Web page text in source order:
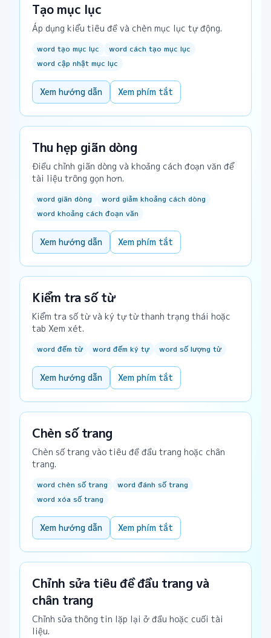
Tạo mục lục
Áp dụng kiểu tiêu đề và chèn mục lục tự động.
word tạo mục lục
word cách tạo mục lục
word cập nhật mục lục
Xem hướng dẫn Xem phím tắt
Thu hẹp giãn dòng
Điều chỉnh giãn dòng và khoảng cách đoạn văn để
tài liệu trông gọn hơn.
word giãn dòng
word giảm khoảng cách dòng
word khoảng cách đoạn văn
Xem hướng dẫn Xem phím tắt
Kiểm tra số từ
Kiểm tra số từ và ký tự từ thanh trạng thái hoặc
tab Xem xét.
word đếm từ word đếm ký tự word số lượng từ
Xem hướng dẫn Xem phím tắt
Chèn số trang
Chèn số trang vào tiêu đề đầu trang hoặc chân
trang.
word chèn số trang
word đánh số trang
word xóa số trang
Xem hướng dẫn Xem phím tắt
Chỉnh sửa tiêu đề đầu trang và
chân trang
Chỉnh sửa thông tin lặp lại ở đầu hoặc cuối tài
liệu.